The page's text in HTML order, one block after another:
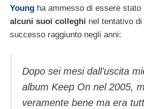
Young ha ammesso di essere stato
alcuni suoi colleghi nel tentativo
successo raggiunto negli anni:
Dopo sei mesi dall’uscita
album Keep On nel 2005,
veramente bene ma era